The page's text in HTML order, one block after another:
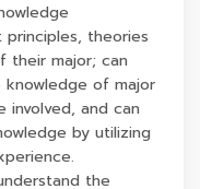
principles, theories
their major; can
of major
involved, and can
by utilizing
the